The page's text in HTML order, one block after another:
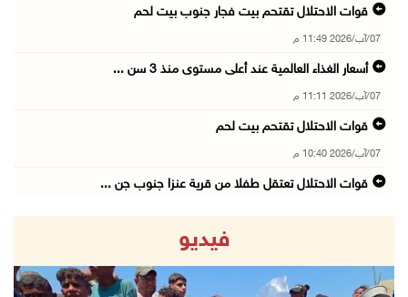
قوات الاحتلال تقتحم بيت فجار جنوب بيت لحم
07/آب/2026 11:49 م
أسعار الغذاء العالمية عند أعلى مستوى منذ 3 سن ...
07/آب/2026 11:11 م
قوات الاحتلال تقتحم بيت لحم
07/آب/2026 10:40 م
قوات الاحتلال تعتقل طفلا من قرية عنزا جنوب جن ...
قوات الاحتلال تغلق مداخل يعبد جنوب غرب جنين
07/آب/2026 10:15 م
فيديو